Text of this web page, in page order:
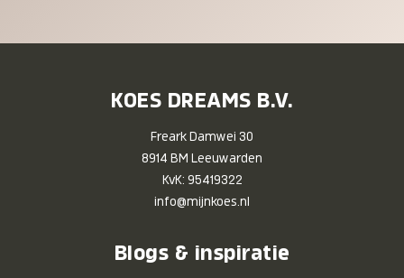
KOES DREAMS B.V.
Freark Damwei 30
8914 BM Leeuwarden
KvK: 95419322
info@mijnkoes.nl
Blogs & inspiratie